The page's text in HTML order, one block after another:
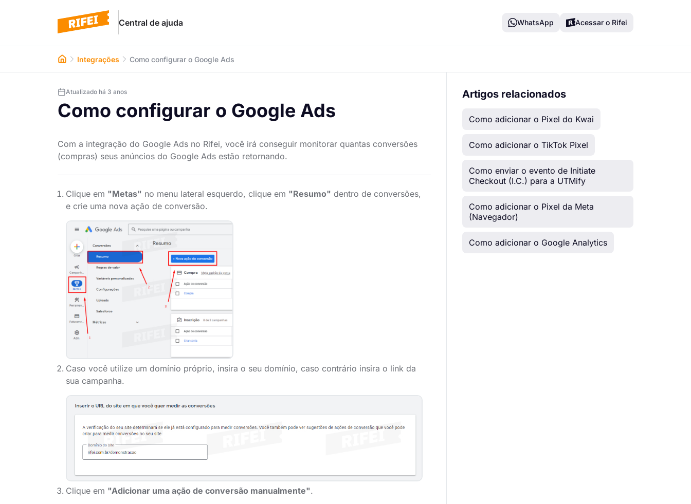
Central de ajuda WhatsApp Acessar o Rifei
Integrações Como configurar o Google Ads
Atualizado há 3 anos
Como configurar o Google Ads
Com a integração do Google Ads no Rifei, você irá conseguir monitorar quantas conversões
(compras) seus anúncios do Google Ads estão retornando.
Clique em "Metas" no menu lateral esquerdo, clique em "Resumo" dentro de conversões,
e crie uma nova ação de conversão.
Caso você utilize um domínio próprio, insira o seu domínio, caso contrário insira o link da
sua campanha.
Clique em "Adicionar uma ação de conversão manualmente".
Artigos relacionados
Como adicionar o Pixel do Kwai
Como adicionar o TikTok Pixel
Como enviar o evento de Initiate
Checkout (I.C.) para a UTMify
Como adicionar o Pixel da Meta
(Navegador)
Como adicionar o Google Analytics